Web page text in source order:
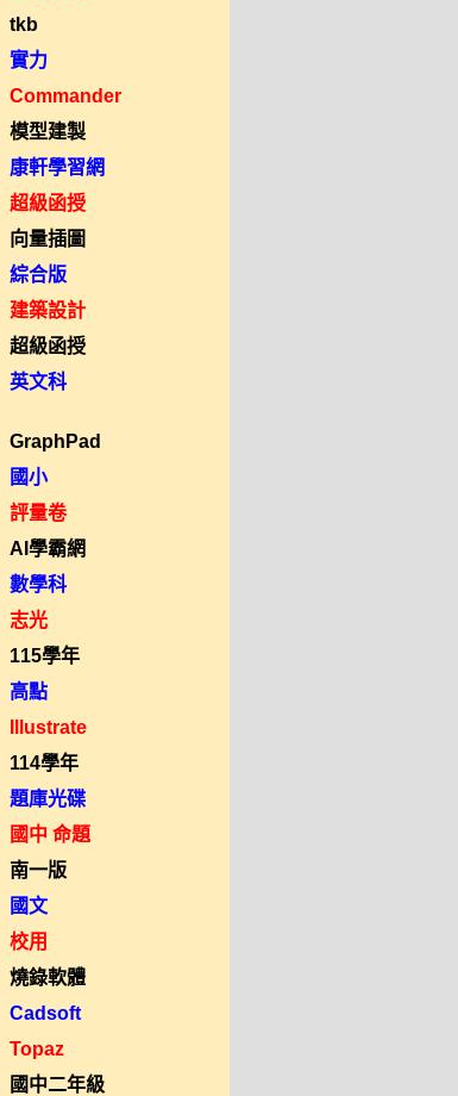
tkb
實力
Commander
模型建製
康軒學習網
超級函授
向量插圖
綜合版
建築設計
超級函授
英文科
GraphPad
國小
評量卷
AI學霸網
數學科
志光
115學年
高點
Illustrate
114學年
題庫光碟
國中 命題
南一版
國文
校用
燒錄軟體
Cadsoft
Topaz
國中二年級